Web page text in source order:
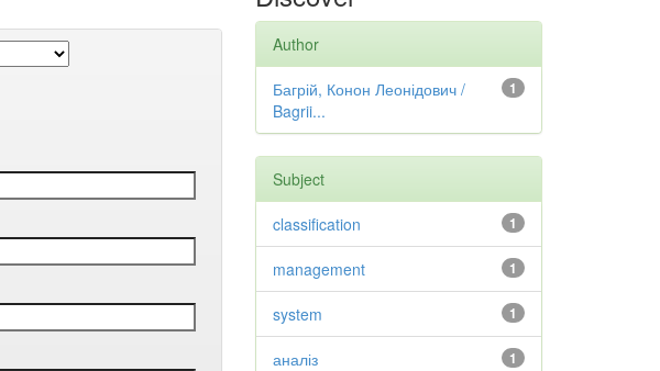
Author
1
Багрій, Конон Леонідович /
Bagrii...
Subject
1
classification
1
management
1
system
1
аналіз